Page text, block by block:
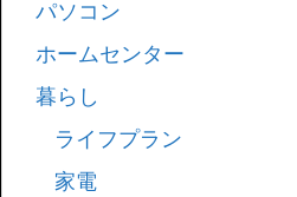
パソコン
ホームセンター
暮らし
ライフプラン
家電